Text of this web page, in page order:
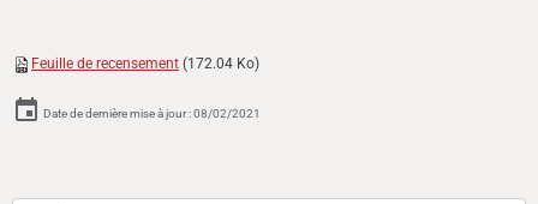
Feuille de recensement (172.04 Ko)
Date de dernière mise à jour : 08/02/2021